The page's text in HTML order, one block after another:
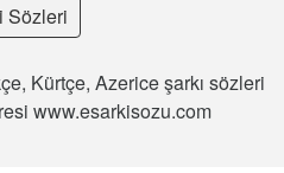
Sözleri
Kürtçe, Azerice şarkı sözleri
www.esarkisozu.com